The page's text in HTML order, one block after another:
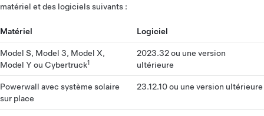
matériel et des logiciels suivants :
Matériel Logiciel
Model S, Model 3, Model X,
Model Y ou Cybertruck1
2023.32 ou une version
ultérieure
Powerwall avec système solaire
sur place
23.12.10 ou une version ultérieure